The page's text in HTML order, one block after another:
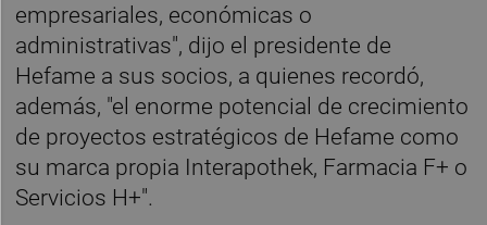
empresariales, económicas o
administrativas", dijo el presidente de
Hefame a sus socios, a quienes recordó,
además, "el enorme potencial de crecimiento
de proyectos estratégicos de Hefame como
su marca propia Interapothek, Farmacia F+ o
Servicios H+".